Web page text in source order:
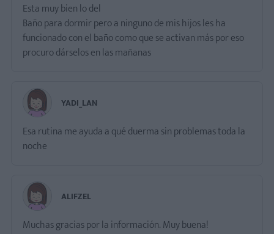
Esta muy bien lo del
Baño para dormir pero a ninguno de mis hijos les ha
funcionado con el baño como que se activan más por eso
procuro dárselos en las mañanas
YADI_LAN
Esa rutina me ayuda a qué duerma sin problemas toda la
noche
ALIFZEL
Muchas gracias por la información. Muy buena!